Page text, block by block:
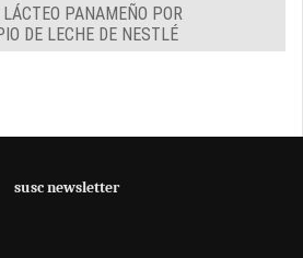
PANAMEÑO POR
DE LECHE DE NESTLÉ